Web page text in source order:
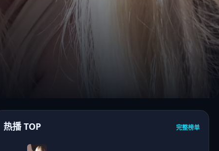
热播 TOP 完整榜单